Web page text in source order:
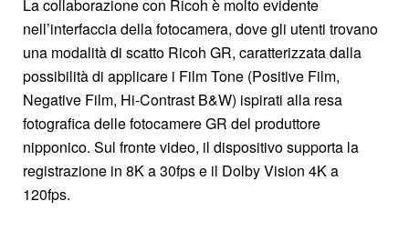
La collaborazione con Ricoh è molto evidente
nell’interfaccia della fotocamera, dove gli utenti trovano
una modalità di scatto Ricoh GR, caratterizzata dalla
possibilità di applicare i Film Tone (Positive Film,
Negative Film, Hi-Contrast B&W) ispirati alla resa
fotografica delle fotocamere GR del produttore
nipponico. Sul fronte video, il dispositivo supporta la
registrazione in 8K a 30fps e il Dolby Vision 4K a
120fps.